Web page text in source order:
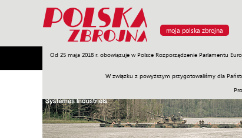
moja polska zbrojna
Od 25 maja 2018 r. obowiązuje w Polsce Rozporządzenie Parlamentu
W związku z powyższym przygotowaliśmy dla
Armia Poligon Sprzęt Misje Polityka